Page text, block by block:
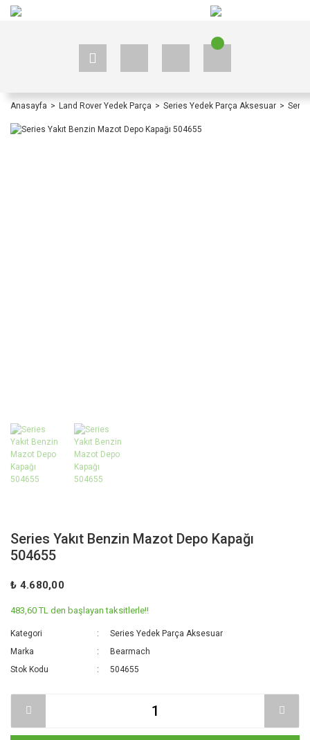
Anasayfa Land Rover Yedek Parça Series Yedek Parça Aksesuar
Series Yakıt Benzin Mazot Depo Kapağı
504655
₺ 4.680,00
483,60 TL den başlayan taksitlerle!!
Kategori
Series Yedek Parça Aksesuar
Marka
Bearmach
Stok Kodu
504655